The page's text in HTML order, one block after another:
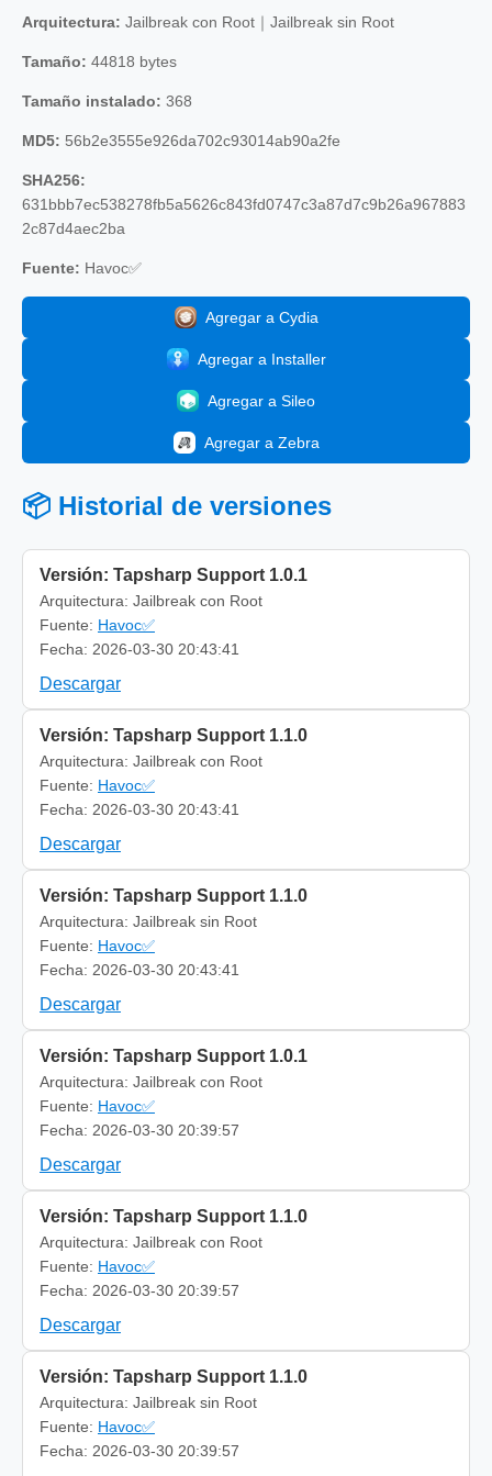
Arquitectura: Jailbreak con Root｜Jailbreak sin Root
Tamaño: 44818 bytes
Tamaño instalado: 368
MD5: 56b2e3555e926da702c93014ab90a2fe
SHA256:
631bbb7ec538278fb5a5626c843fd0747c3a87d7c9b26a967883
2c87d4aec2ba
Fuente: Havoc✅
Agregar a Cydia
Agregar a Installer
Agregar a Sileo
Agregar a Zebra
📦 Historial de versiones
Versión: Tapsharp Support 1.0.1
Arquitectura: Jailbreak con Root
Fuente: Havoc✅
Fecha: 2026-03-30 20:43:41
Descargar
Versión: Tapsharp Support 1.1.0
Arquitectura: Jailbreak con Root
Fuente: Havoc✅
Fecha: 2026-03-30 20:43:41
Descargar
Versión: Tapsharp Support 1.1.0
Arquitectura: Jailbreak sin Root
Fuente: Havoc✅
Fecha: 2026-03-30 20:43:41
Descargar
Versión: Tapsharp Support 1.0.1
Arquitectura: Jailbreak con Root
Fuente: Havoc✅
Fecha: 2026-03-30 20:39:57
Descargar
Versión: Tapsharp Support 1.1.0
Arquitectura: Jailbreak con Root
Fuente: Havoc✅
Fecha: 2026-03-30 20:39:57
Descargar
Versión: Tapsharp Support 1.1.0
Arquitectura: Jailbreak sin Root
Fuente: Havoc✅
Fecha: 2026-03-30 20:39:57